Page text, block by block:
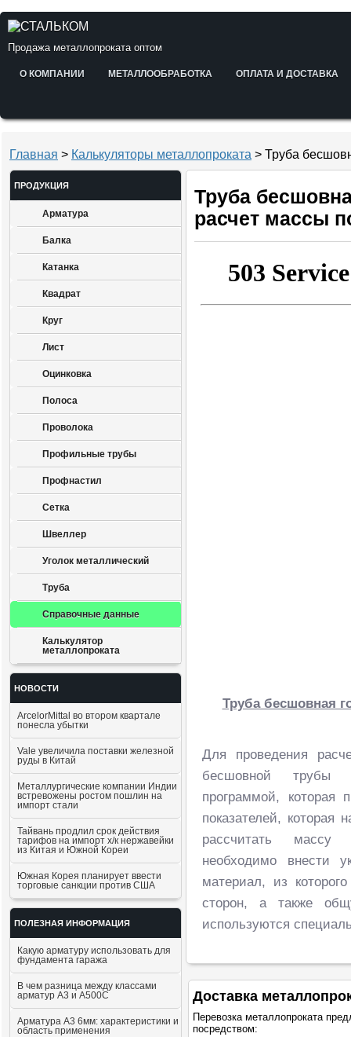
Продажа металлопроката оптом
О КОМПАНИИ МЕТАЛЛООБРАБОТКА ОПЛАТА И ДОСТАВКА
Главная > Калькуляторы металлопроката > Труба
ПРОДУКЦИЯ
Арматура
Балка
Катанка
Квадрат
Круг
Лист
Оцинковка
Полоса
Проволока
Профильные трубы
Профнастил
Сетка
Швеллер
Уголок металлический
Труба
Справочные данные
Калькулятор
металлопроката
НОВОСТИ
ArcelorMittal во втором квартале
понесла убытки
Vale увеличила поставки железной
руды в Китай
Металлургические компании Индии
встревожены ростом пошлин на
импорт стали
Тайвань продлил срок действия
тарифов на импорт х/к нержавейки
из Китая и Южной Кореи
Южная Корея планирует ввести
торговые санкции против США
ПОЛЕЗНАЯ ИНФОРМАЦИЯ
Какую арматуру использовать для
фундамента гаража
В чем разница между классами
арматур А3 и А500С
Арматура А3 6мм: характеристики и
область применения
Труба
расчет массы
Труба бесшовная
Для проведения
бесшовной трубы
программой, которая
показателей, которая
рассчитать массу
необходимо внести
материал, из
сторон, а также
используются
Доставка
Перевозка металлопроката
посредством: